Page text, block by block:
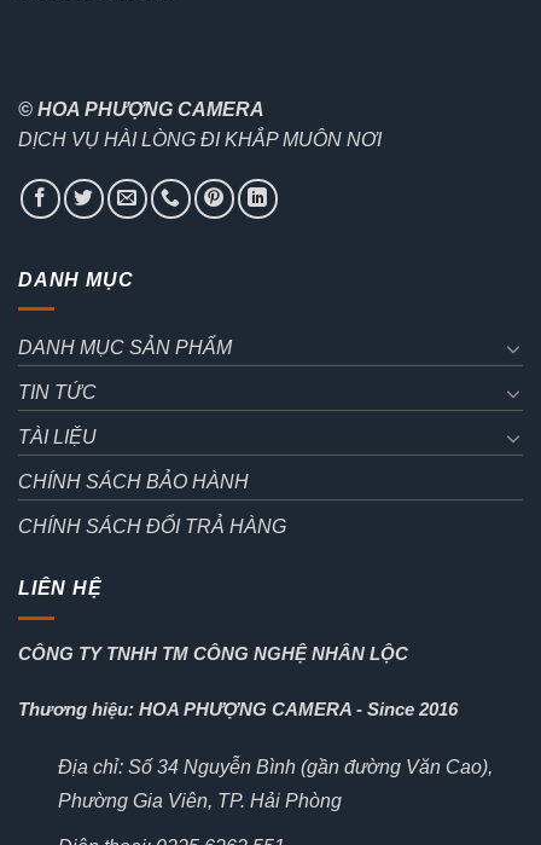
© HOA PHƯỢNG CAMERA
DỊCH VỤ HÀI LÒNG ĐI KHẮP MUÔN NƠI
DANH MỤC
DANH MỤC SẢN PHẨM
TIN TỨC
TÀI LIỆU
CHÍNH SÁCH BẢO HÀNH
CHÍNH SÁCH ĐỔI TRẢ HÀNG
LIÊN HỆ
CÔNG TY TNHH TM CÔNG NGHỆ NHÂN LỘC
Thương hiệu: HOA PHƯỢNG CAMERA - Since 2016
Địa chỉ: Số 34 Nguyễn Bình (gần đường Văn Cao),
Phường Gia Viên, TP. Hải Phòng